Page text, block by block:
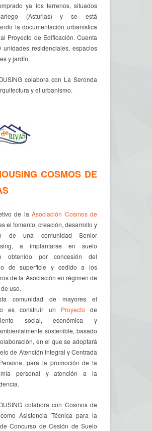
ya los terrenos, situados
(Asturias) y se está
la documentación urbanística
Proyecto de Edificación. Cuenta
unidades residenciales, espacios
y jardín.
colabora con La Seronda
y el urbanismo.
COSMOS DE
de la Asociación Cosmos de
el fomento, creación, desarrollo y
de una comunidad Senior
a implantarse en suelo
obtenido por concesión del
de superficie y cedido a los
de la Asociación en régimen de
uso.
comunidad de mayores el
es construir un Proyecto de
social, económica y
sostenible, basado
en el que se adoptará
de Atención Integral y Centrada
para la promoción de la
personal y atención a la
colabora con Cosmos de
Asistencia Técnica para la
Concurso de Cesión de Suelo